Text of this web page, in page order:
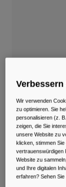
Becher
Gürtel
Alle
Wir verwenden
zu optimieren. Sie
personalisieren (z.
zeigen, die Sie
unsere Website zu
klicken, stimmen
vertrauenswürdigen
Website zu
und Ihre digitalen
erfahren? Sehen